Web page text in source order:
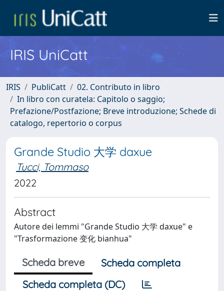
IRIS UniCatt
IRIS PubliCatt
02. Contributo in libro
In libro con curatela: Capitolo o saggio;
Prefazione/Postfazione; Breve introduzione; Schede di
catalogo, repertorio o corpus
Grande Studio 大学 daxue
Tucci, Tommaso
2022
Abstract
Autore dei lemmi "Grande Studio 大学 daxue" e
"Trasformazione 变化 bianhua"
Scheda breve
Scheda completa
Scheda completa (DC)